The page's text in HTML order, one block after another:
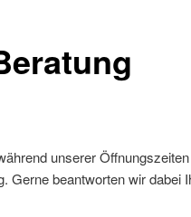
unserer
Gerne beantworten wir dabei